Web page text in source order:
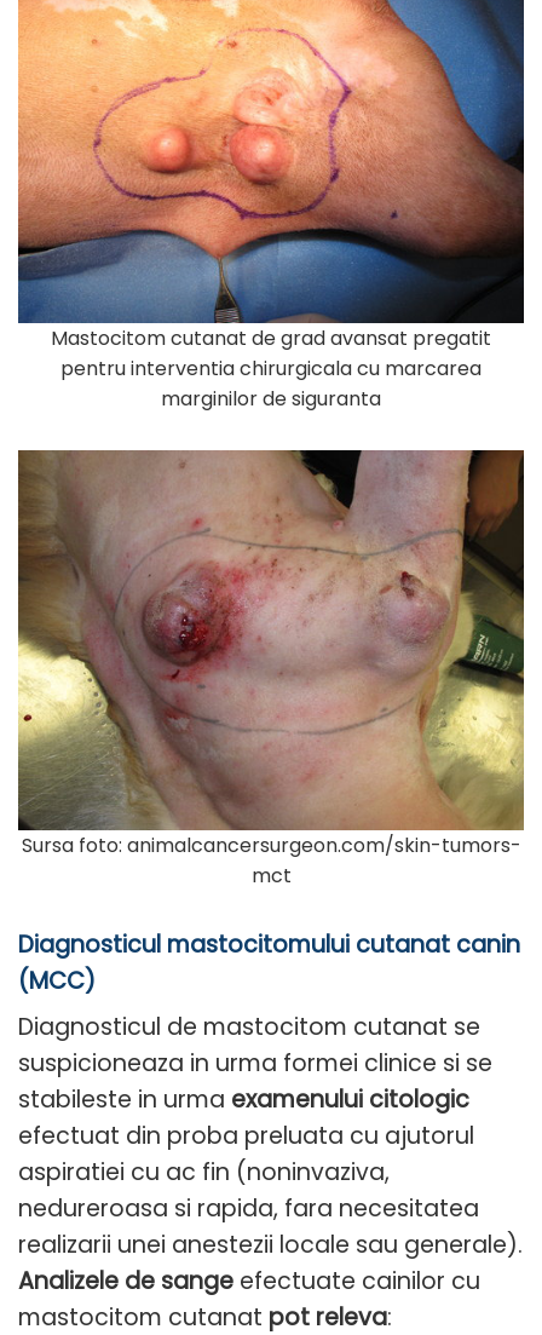
Mastocitom cutanat de grad avansat pregatit
pentru interventia chirurgicala cu marcarea
marginilor de siguranta
Sursa foto: animalcancersurgeon.com/skin-tumors-
mct
Diagnosticul mastocitomului cutanat canin
(MCC)
Diagnosticul de mastocitom cutanat se
suspicioneaza in urma formei clinice si se
stabileste in urma examenului citologic
efectuat din proba preluata cu ajutorul
aspiratiei cu ac fin (noninvaziva,
nedureroasa si rapida, fara necesitatea
realizarii unei anestezii locale sau generale).
Analizele de sange efectuate cainilor cu
mastocitom cutanat pot releva: